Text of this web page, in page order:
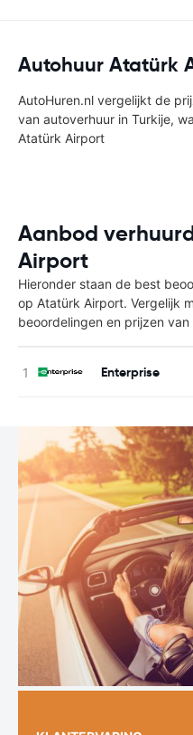
Autohuur Atatürk
AutoHuren.nl vergelijkt de
van autoverhuur in Turkije,
Atatürk Airport
Aanbod
Airport
Hieronder staan de best
op Atatürk Airport. Vergelijk
beoordelingen en prijzen
Enterprise